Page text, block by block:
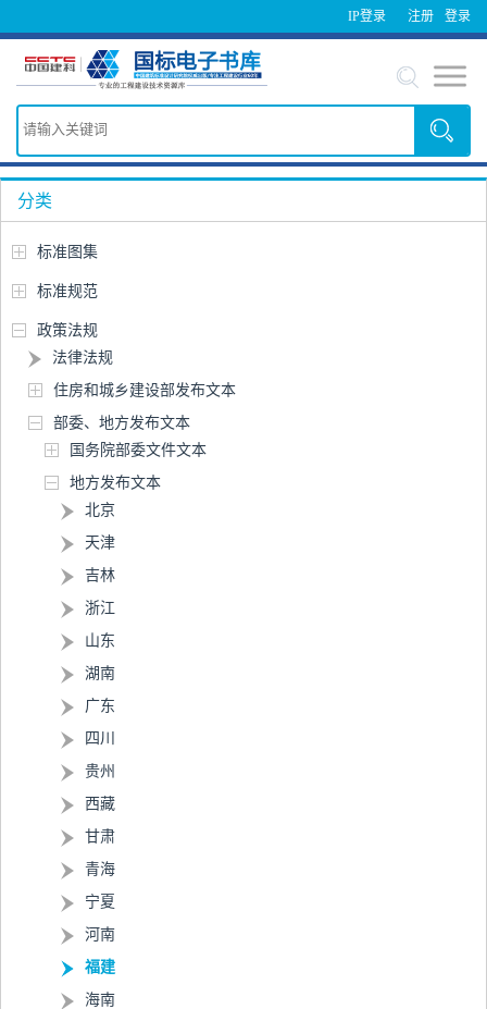
IP登录 登录
注册
分类
标准图集
标准规范
政策法规
法律法规
住房和城乡建设部发布文本
部委、地方发布文本
国务院部委文件文本
地方发布文本
北京
天津
吉林
浙江
山东
湖南
广东
四川
贵州
西藏
甘肃
青海
宁夏
河南
福建
海南